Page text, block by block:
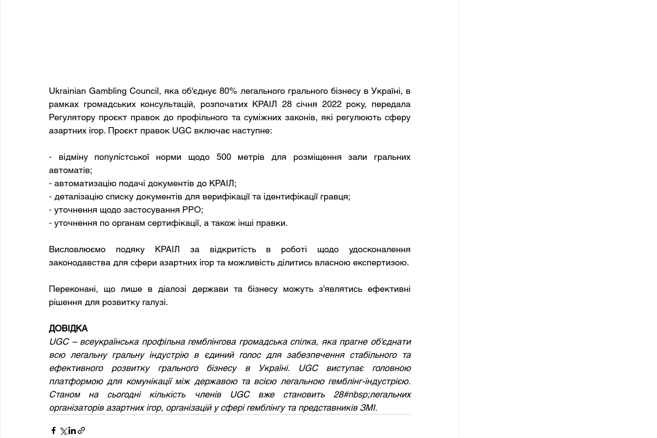
Ukrainian Gambling Council, яка об'єднує 80% легального грального бізнесу в Україні, в
рамках громадських консультацій, розпочатих КРАІЛ 28 січня 2022 року, передала
Регулятору проєкт правок до профільного та суміжних законів, які регулюють сферу
азартних ігор. Проєкт правок UGC включає наступне:
⁃ відміну популістської норми щодо 500 метрів для розміщення зали гральних
автоматів;
⁃ автоматизацію подачі документів до КРАІЛ;
⁃ деталізацію списку документів для верифікації та ідентифікації гравця;
⁃ уточнення щодо застосування РРО;
⁃ уточнення по органам сертифікації, а також інші правки.
Висловлюємо подяку КРАІЛ за відкритість в роботі щодо удосконалення
законодавства для сфери азартних ігор та можливість ділитись власною експертизою.
Переконані, що лише в діалозі держави та бізнесу можуть з'являтись ефективні
рішення для розвитку галузі.
ДОВІДКА
UGC – всеукраїнська профільна гемблінгова громадська спілка, яка прагне об'єднати
всю легальну гральну індустрію в єдиний голос для забезпечення стабільного та
ефективного розвитку грального бізнесу в Україні. UGC виступає головною
платформою для комунікації між державою та всією легальною гемблінг-індустрією.
Станом на сьогодні кількість членів UGC вже становить 28#nbsp;легальних
організаторів азартних ігор, організацій у сфері гемблінгу та представників ЗМІ.